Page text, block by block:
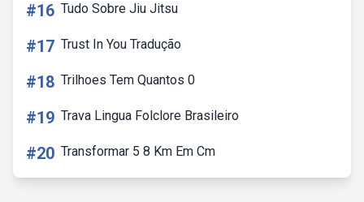
#16 Tudo Sobre Jiu Jitsu
#17 Trust In You Tradução
#18 Trilhoes Tem Quantos 0
#19 Trava Lingua Folclore Brasileiro
#20 Transformar 5 8 Km Em Cm